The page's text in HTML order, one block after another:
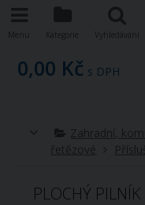
0,00 Kč s DPH
Zahradní,
řetězové
PLOCHÝ
Menu Kategorie Vyhledávání